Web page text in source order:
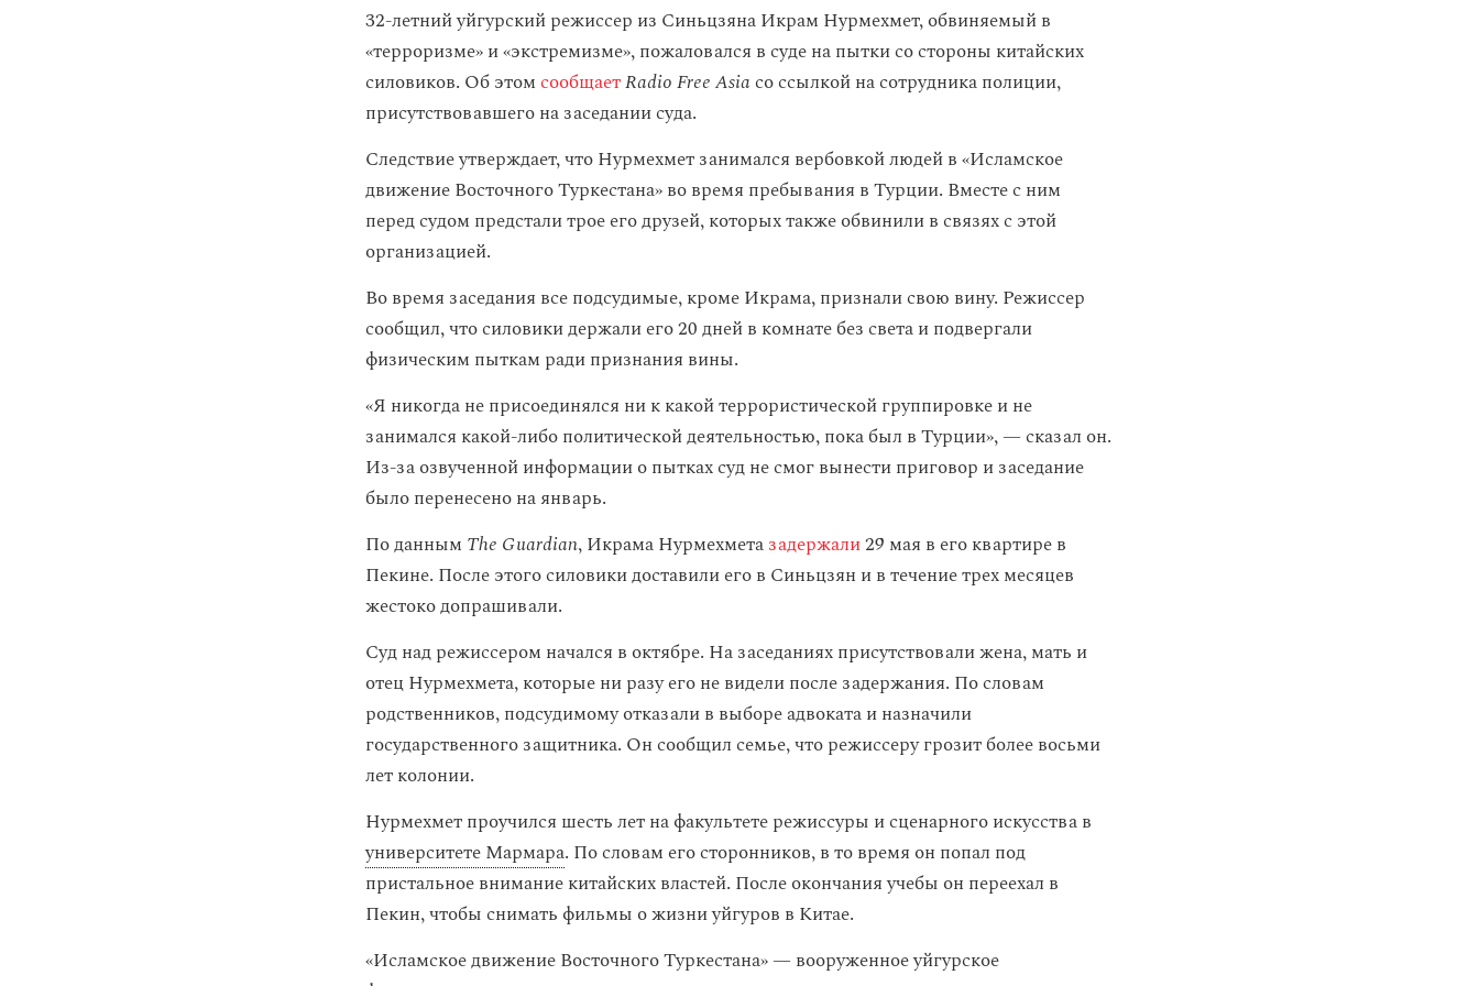
32-летний уйгурский режиссер из Синьцзяна Икрам Нурмехмет, обвиняемый в
«терроризме» и «экстремизме», пожаловался в суде на пытки со стороны китайских
силовиков. Об этомсообщаетRadio Free Asiaсо ссылкой на сотрудника полиции,
присутствовавшего на заседании суда.
Следствие утверждает, что Нурмехмет занимался вербовкой людей в «Исламское
движение Восточного Туркестана» во время пребывания в Турции. Вместе с ним
перед судом предстали трое его друзей, которых также обвинили в связях с этой
организацией.
Во время заседания все подсудимые, кроме Икрама, признали свою вину. Режиссер
сообщил, что силовики держали его 20 дней в комнате без света и подвергали
физическим пыткам ради признания вины.
«Я никогда не присоединялся ни к какой террористической группировке и не
занимался какой-либо политической деятельностью, пока был в Турции», — сказал он.
Из-за озвученной информации о пытках суд не смог вынести приговор и заседание
было перенесено на январь.
По данным The Guardian, Икрама Нурмехметазадержали29 мая в его квартире в
Пекине. После этого силовики доставили его в Синьцзян и в течение трех месяцев
жестоко допрашивали.
Суд над режиссером начался в октябре. На заседаниях присутствовали жена, мать и
отец Нурмехмета, которые ни разу его не видели после задержания. По словам
родственников, подсудимому отказали в выборе адвоката и назначили
государственного защитника. Он сообщил семье, что режиссеру грозит более восьми
лет колонии.
Нурмехмет проучился шесть лет на факультете режиссуры и сценарного искусства в
университете Мармара. По словам его сторонников, в то время он попал под
пристальное внимание китайских властей. После окончания учебы он переехал в
Пекин, чтобы снимать фильмы о жизни уйгуров в Китае.
«Исламское движение Восточного Туркестана» — вооруженное уйгурское